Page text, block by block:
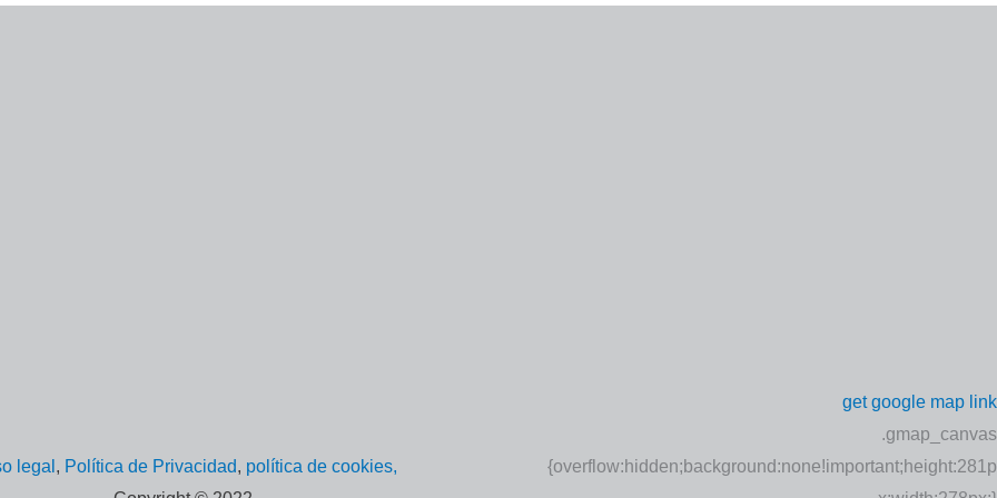
legal , Política de Privacidad, política de cookies,
get google map link
.gmap_canvas
{overflow:hidden;background:none!important;height:281p